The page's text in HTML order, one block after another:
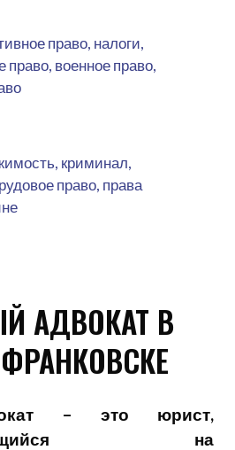
право, налоги,
военное право,
криминал,
право, права
АДВОКАТ В
– это юрист,
на